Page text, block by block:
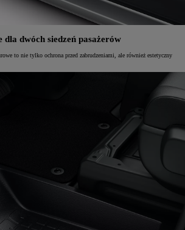
dwóch siedzeń pasażerów
to nie tylko ochrona przed zabrudzeniami, ale również estetyczny